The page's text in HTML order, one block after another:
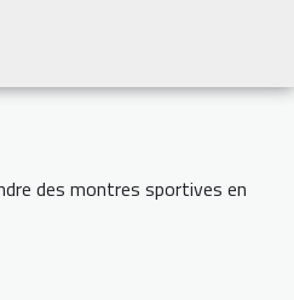
des montres sportives en